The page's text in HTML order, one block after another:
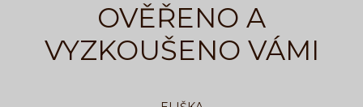
OVĚŘENO A
VYZKOUŠENO VÁMI